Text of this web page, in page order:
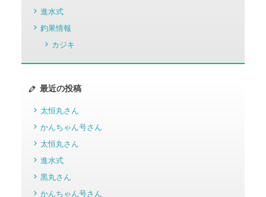
進水式
釣果情報
カジキ
最近の投稿
太恒丸さん
かんちゃん号さん
太恒丸さん
進水式
黒丸さん
かんちゃん号さん